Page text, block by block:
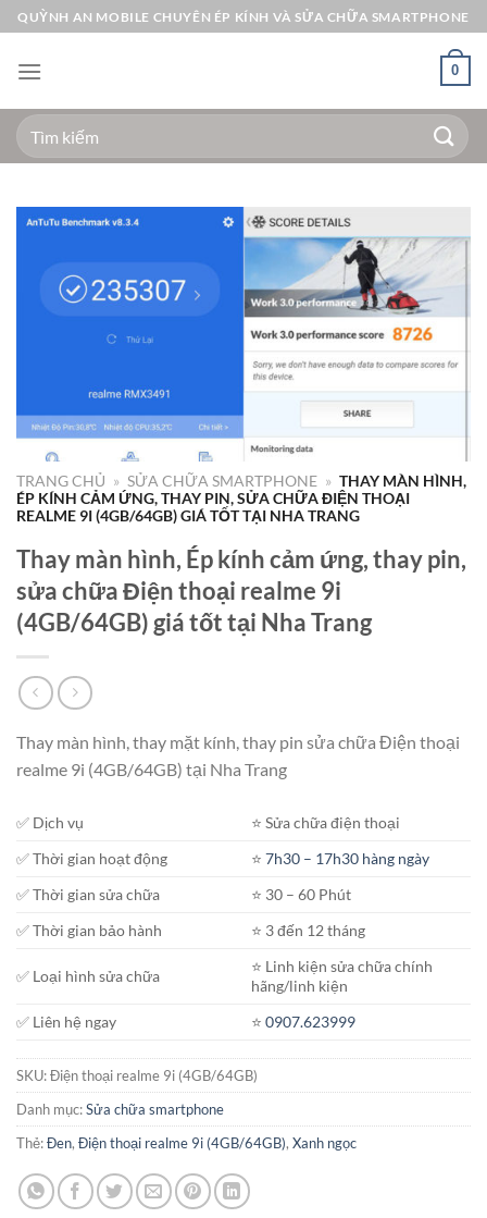
Bỏ
qua
nội
QUỲNH AN MOBILE CHUYÊN ÉP KÍNH VÀ SỬA CHỮA SMARTPHONE
0
Tìm
kiếm:
TRANG CHỦ » SỬA CHỮA SMARTPHONE » THAY MÀN HÌNH,
ÉP KÍNH CẢM ỨNG, THAY PIN, SỬA CHỮA ĐIỆN THOẠI
REALME 9I (4GB/64GB) GIÁ TỐT TẠI NHA TRANG
Thay màn hình, Ép kính cảm ứng, thay pin,
sửa chữa Điện thoại realme 9i
(4GB/64GB) giá tốt tại Nha Trang
Thay màn hình, thay mặt kính, thay pin sửa chữa Điện thoại
realme 9i (4GB/64GB) tại Nha Trang
✅ Dịch vụ
⭐️ Sửa chữa điện thoại
✅ Thời gian hoạt động
⭐️7h30 – 17h30 hàng ngày
✅ Thời gian sửa chữa
⭐️ 30 – 60 Phút
✅ Thời gian bảo hành
⭐️ 3 đến 12 tháng
✅ Loại hình sửa chữa
⭐️ Linh kiện sửa chữa chính
hãng/linh kiện
✅ Liên hệ ngay
⭐️0907.623999
SKU:Điện thoại realme 9i (4GB/64GB)
Danh mục:Sửa chữa smartphone
Thẻ:Đen, Điện thoại realme 9i (4GB/64GB), Xanh ngọc